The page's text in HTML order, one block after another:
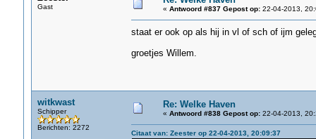
Gast « Antwoord #837 Gepost op:22-04-2013,
staat er ook op als hij in vl of sch of ijm
groetjes Willem.
witkwast
Schipper
Berichten: 2272
Re: Welke Haven
« Antwoord #838 Gepost op:22-04-2013,
Citaat van: Zeester op 22-04-2013, 20:09:37